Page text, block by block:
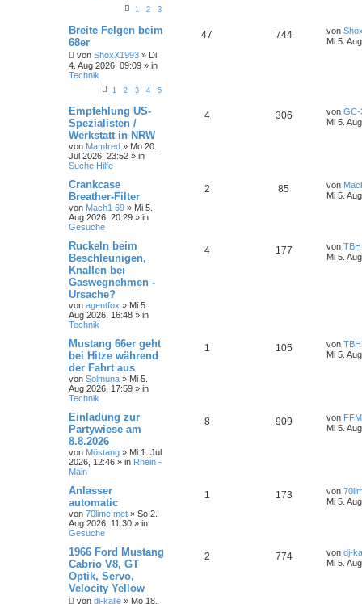
1 2 3
Breite Felgen beim
68er
von ShoxX1993 » Di
4. Aug 2026, 09:09 » in
Technik
1 2 3 4 5
47 744 von
Mi 5.
Empfehlung US-
Spezialisten /
Werkstatt in NRW
von Mamfred » Mo 20.
Jul 2026, 23:52 » in
Suche Hilfe
4 306 von GC-
Mi 5.
Crankcase
Breather-Filter
von Mach1 69 » Mi 5.
Aug 2026, 20:29 » in
Gesuche
2 85 von
Mi 5.
Ruckeln beim
Beschleunigen,
Knallen bei
Gaswegnehmen -
Ursache?
von agentfox » Mi 5.
Aug 2026, 16:48 » in
Technik
4 177 von
Mi 5.
Mustang 66er geht
bei Hitze während
der Fahrt aus
von Solmuna » Mi 5.
Aug 2026, 17:59 » in
Technik
1 105 von
Mi 5.
Einladung zur
Partywiese am
8.8.2026
von Möstang » Mi 1. Jul
2026, 12:46 » in Rhein -
Main
8 909 von
Mi 5.
Anlasser
automatic
von 70lime met » So 2.
Aug 2026, 11:30 » in
Gesuche
1 173 von
Mi 5.
1966 Ford Mustang
Cabrio V8, GT
Optik, Servo,
Velocity Yellow
von dj-kalle » Mo 18.
2 774 von dj-
Mi 5.